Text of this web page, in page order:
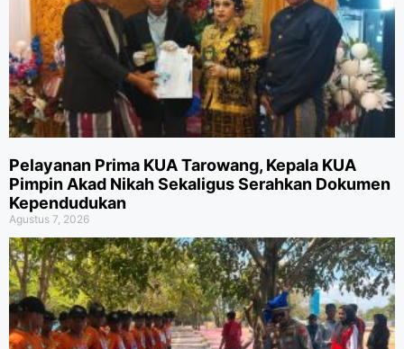
Pelayanan Prima KUA Tarowang, Kepala KUA
Pimpin Akad Nikah Sekaligus Serahkan Dokumen
Kependudukan
Agustus 7, 2026